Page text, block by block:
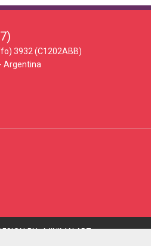
3932 (C1202ABB)
Argentina
BY MINIMALART